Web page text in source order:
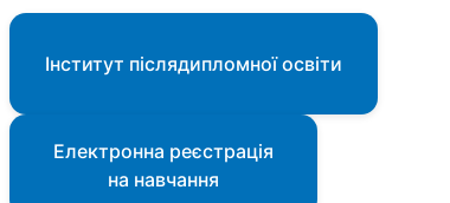
Інститут післядипломної освіти
Електронна реєстрація
на навчання